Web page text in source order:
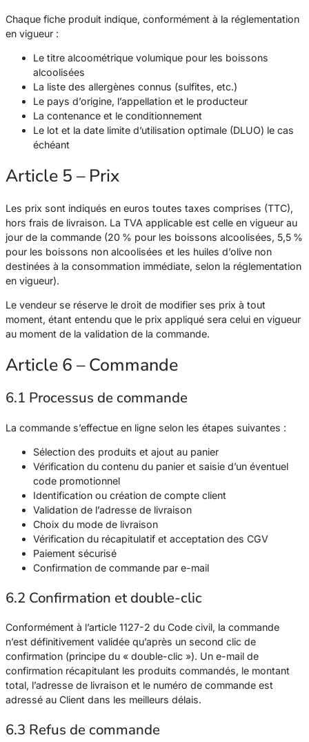
Chaque fiche produit indique, conformément à la réglementation
en vigueur :
Le titre alcoométrique volumique pour les boissons
alcoolisées
La liste des allergènes connus (sulfites, etc.)
Le pays d’origine, l’appellation et le producteur
La contenance et le conditionnement
Le lot et la date limite d’utilisation optimale (DLUO) le cas
échéant
Article 5 – Prix
Les prix sont indiqués en euros toutes taxes comprises (TTC),
hors frais de livraison. La TVA applicable est celle en vigueur au
jour de la commande (20 % pour les boissons alcoolisées, 5,5 %
pour les boissons non alcoolisées et les huiles d’olive non
destinées à la consommation immédiate, selon la réglementation
en vigueur).
Le vendeur se réserve le droit de modifier ses prix à tout
moment, étant entendu que le prix appliqué sera celui en vigueur
au moment de la validation de la commande.
Article 6 – Commande
6.1 Processus de commande
La commande s’effectue en ligne selon les étapes suivantes :
Sélection des produits et ajout au panier
Vérification du contenu du panier et saisie d’un éventuel
code promotionnel
Identification ou création de compte client
Validation de l’adresse de livraison
Choix du mode de livraison
Vérification du récapitulatif et acceptation des CGV
Paiement sécurisé
Confirmation de commande par e-mail
6.2 Confirmation et double-clic
Conformément à l’article 1127-2 du Code civil, la commande
n’est définitivement validée qu’après un second clic de
confirmation (principe du « double-clic »). Un e-mail de
confirmation récapitulant les produits commandés, le montant
total, l’adresse de livraison et le numéro de commande est
adressé au Client dans les meilleurs délais.
6.3 Refus de commande